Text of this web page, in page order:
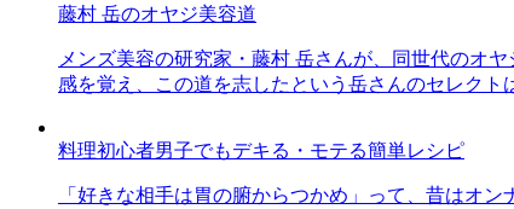
藤村 岳のオヤジ美容道
メンズ美容の研究家・藤村 岳さんが、同世代のオ
感を覚え、この道を志したという岳さんのセレクト
料理初心者男子でもデキる・モテる簡単レシピ
「好きな相手は胃の腑からつかめ」って、昔はオ